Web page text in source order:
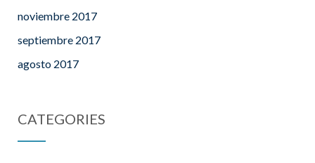
noviembre 2017
septiembre 2017
agosto 2017
CATEGORIES